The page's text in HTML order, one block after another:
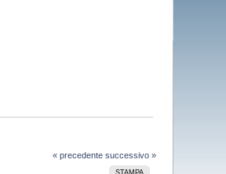
« precedente successivo »
STAMPA